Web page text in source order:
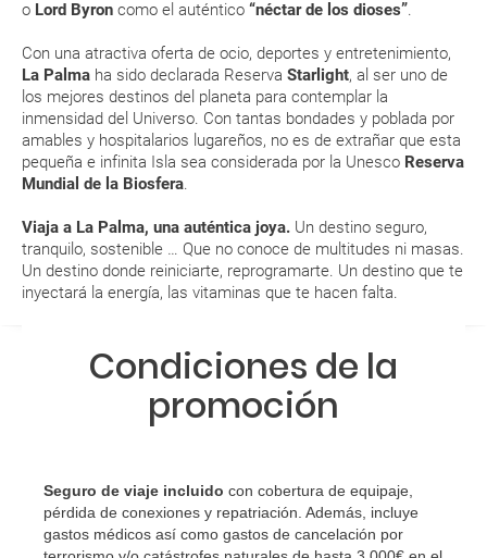
o Lord Byron como el auténtico “néctar de los dioses”
Con una atractiva oferta de ocio, deportes y entretenimiento,
La Palma ha sido declarada Reserva Starlight, al ser uno de
los mejores destinos del planeta para contemplar la
inmensidad del Universo. Con tantas bondades y poblada por
amables y hospitalarios lugareños, no es de extrañar que esta
pequeña e infinita Isla sea considerada por la Unesco Reserva
Mundial de la Biosfera
Viaja a La Palma, una auténtica joya. Un destino seguro,
tranquilo, sostenible … Que no conoce de multitudes ni masas.
Un destino donde reiniciarte, reprogramarte. Un destino que te
inyectará la energía, las vitaminas que te hacen falta.
lluviosos. ¡Acuérdate de llevar el paraguas a mano si vas
No olvides meter el bañador en la maleta. En La Palma
puedes disfrutar del verano también en invierno. Las
aguas de las costas gozan siempre de unas magníficas
temperaturas. ¡Disfruta del chapuzón!
Si te gusta disfrutar de la naturaleza y las actividades al
aire libre, en enero y febrero descubrirás una Isla
ENE
20.0 °C
FEB
20.1 °C
MAR
20.6 °C
ABR
21.0 °C
generar una anulación o modificación del viaje?
¿Qué caducidad debe tener mi pasaporte para ir
a...?
¿Con cuánta antelación tengo que estar en el
aeropuerto?
RESERVAR ¿Cómo puedo reservar un viaje de
paquete vacacional en la página web?
Al realizar la reserva, uno de los servicios ha
sabré si se confirma el viaje?
¿Cómo sé si hay plazas disponibles en el viaje que
quiero al hacer mi solicitud de reserva?
Si tengo los traslados incluidos, ¿dónde debo
dirigirme?
Condiciones de la
promoción
Seguro de viaje incluido con cobertura de equipaje,
pérdida de conexiones y repatriación. Además, incluye
gastos médicos así como gastos de cancelación por